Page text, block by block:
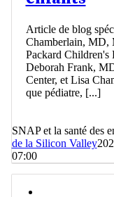
Article de blog
Chamberlain, MD,
Packard Children's
Deborah Frank,
Center, et Lisa
que pédiatre, [...]
SNAP et la santé des
de la Silicon Valley
07:00